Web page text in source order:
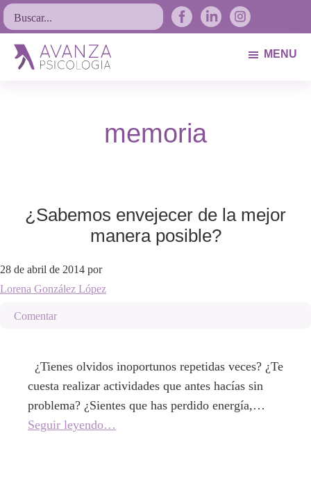
Saltar
a
navegación
Saltar
al
contenido
principal
Saltar
al
pie
Buscar...
MENU
memoria
¿Sabemos envejecer de la mejor
manera posible?
28 de abril de 2014 por
Lorena González López
Comentar
¿Tienes olvidos inoportunos repetidas veces? ¿Te
cuesta realizar actividades que antes hacías sin
problema? ¿Sientes que has perdido energía,…
Seguir leyendo…